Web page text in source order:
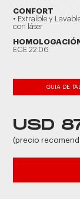
CONFORT
• Extraíble y
con láser
ECE 22.06
GUIA DE
USD
(precio